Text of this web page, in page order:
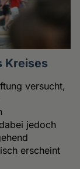
Kreises
versucht,
jedoch
erscheint